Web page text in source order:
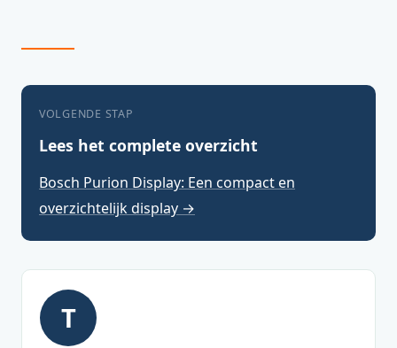
VOLGENDE STAP
Lees het complete overzicht
Bosch Purion Display: Een compact en
overzichtelijk display →
T